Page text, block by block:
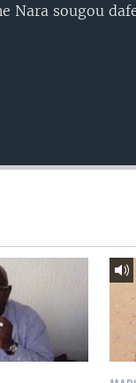
sougou